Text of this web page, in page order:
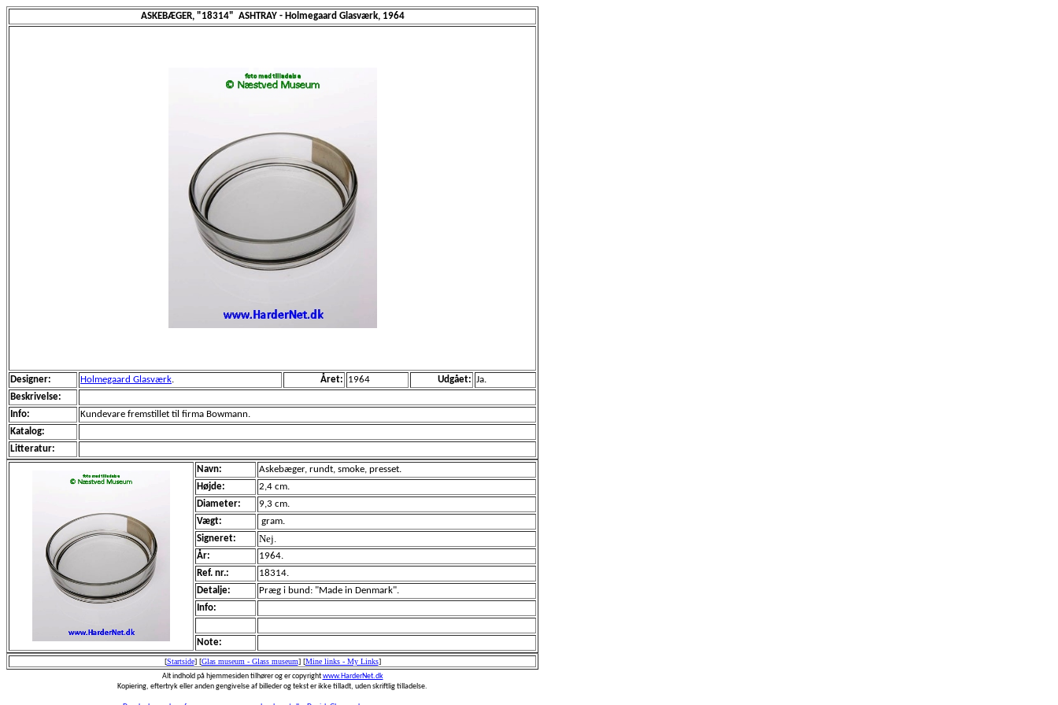
ASKEBÆGER, "18314" ASHTRAY - Holmegaard Glasværk, 1964
Designer: Holmegaard Glasværk. Året: 1964 Udgået: Ja.
Beskrivelse:
Info:
Kundevare fremstillet til firma Bowmann.
Katalog:
Litteratur:
Navn:
Askebæger, rundt, smoke, presset.
Højde:
2,4 cm.
Diameter:
9,3 cm.
Vægt:
gram.
Signeret:
Nej.
År:
1964.
Ref. nr.:
18314.
Detalje:
Præg i bund: "Made in Denmark".
Info:
Note:
[Startside] [Glas museum - Glass museum] [Mine links - My Links]
Alt indhold på hjemmesiden tilhører og er copyrightwww.HarderNet.dk
Kopiering, eftertryk eller anden gengivelse af billeder og tekst er ikke tilladt, uden skriftlig tilladelse.